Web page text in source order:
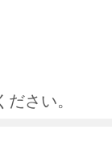
さい。